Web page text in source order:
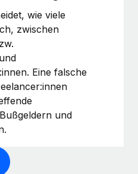
wie viele
zwischen
Eine falsche
und